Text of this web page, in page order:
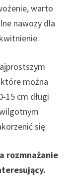
warto
nawozy dla
można
15 cm długi
się.
rozmnażanie